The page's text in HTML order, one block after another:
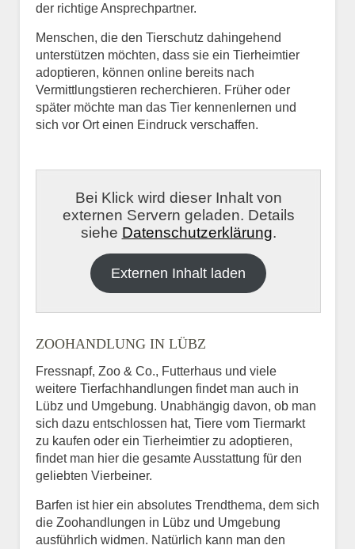
der richtige Ansprechpartner.
Menschen, die den Tierschutz dahingehend
unterstützen möchten, dass sie ein Tierheimtier
adoptieren, können online bereits nach
Vermittlungstieren recherchieren. Früher oder
später möchte man das Tier kennenlernen und
sich vor Ort einen Eindruck verschaffen.
Bei Klick wird dieser Inhalt von
externen Servern geladen. Details
siehe Datenschutzerklärung.
Externen Inhalt laden
ZOOHANDLUNG IN LÜBZ
Fressnapf, Zoo & Co., Futterhaus und viele
weitere Tierfachhandlungen findet man auch in
Lübz und Umgebung. Unabhängig davon, ob man
sich dazu entschlossen hat, Tiere vom Tiermarkt
zu kaufen oder ein Tierheimtier zu adoptieren,
findet man hier die gesamte Ausstattung für den
geliebten Vierbeiner.
Barfen ist hier ein absolutes Trendthema, dem sich
die Zoohandlungen in Lübz und Umgebung
ausführlich widmen. Natürlich kann man den